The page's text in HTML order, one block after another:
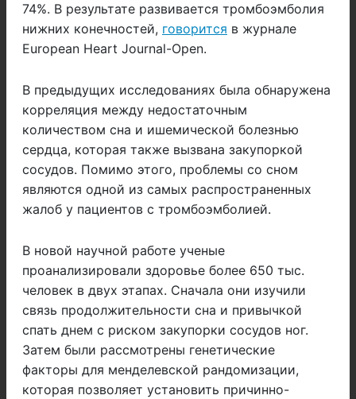
74%. В результате развивается тромбоэмболия
нижних конечностей, говорится в журнале
European Heart Journal-Open.
В предыдущих исследованиях была обнаружена
корреляция между недостаточным
количеством сна и ишемической болезнью
сердца, которая также вызвана закупоркой
сосудов. Помимо этого, проблемы со сном
являются одной из самых распространенных
жалоб у пациентов с тромбоэмболией.
В новой научной работе ученые
проанализировали здоровье более 650 тыс.
человек в двух этапах. Сначала они изучили
связь продолжительности сна и привычкой
спать днем с риском закупорки сосудов ног.
Затем были рассмотрены генетические
факторы для менделевской рандомизации,
которая позволяет установить причинно-